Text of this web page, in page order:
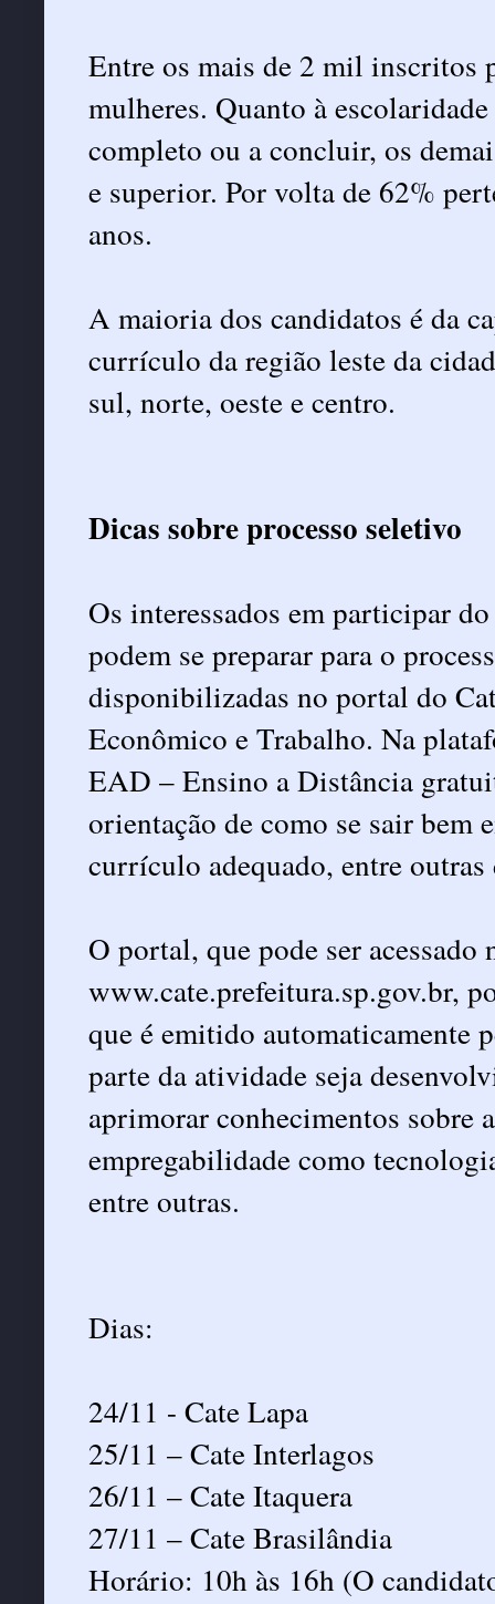
Entre os mais de 2 mil inscritos
mulheres. Quanto à
completo ou a concluir, os
e superior. Por volta de 62%
anos.
A maioria dos candidatos é da
currículo da região leste da
sul, norte, oeste e centro.
Dicas sobre processo seletivo
Os interessados em participar
podem se preparar para o
disponibilizadas no portal do
Econômico e Trabalho. Na
EAD – Ensino a Distância
orientação de como se sair bem
currículo adequado, entre outras
O portal, que pode ser acessado
www.cate.prefeitura.sp.gov.br,
que é emitido automaticamente
parte da atividade seja
aprimorar conhecimentos sobre
empregabilidade como
entre outras.
Dias:
24/11 - Cate Lapa
25/11 – Cate Interlagos
26/11 – Cate Itaquera
27/11 – Cate Brasilândia
Horário: 10h às 16h (O